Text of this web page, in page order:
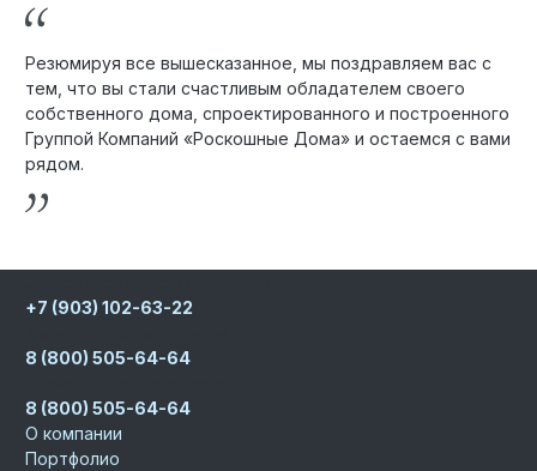
Резюмируя все вышесказанное, мы поздравляем вас с
тем, что вы стали счастливым обладателем своего
собственного дома, спроектированного и построенного
Группой Компаний «Роскошные Дома» и остаемся с вами
рядом.
+7 (903) 102-63-22
8 (800) 505-64-64
8 (800) 505-64-64
О компании
Портфолио